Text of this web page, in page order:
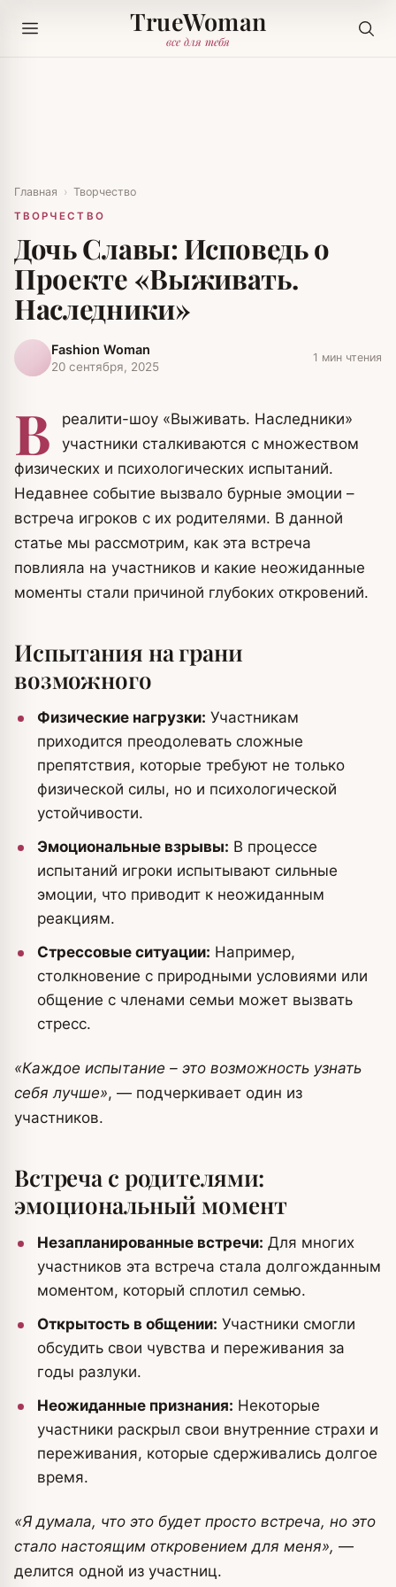
TrueWoman
все для тебя
Главная › Творчество
ТВОРЧЕСТВО
Дочь Славы: Исповедь о
Проекте «Выживать.
Наследники»
Fashion Woman
20 сентября, 2025
1 мин чтения
В
реалити-шоу «Выживать. Наследники»
участники сталкиваются с множеством
физических и психологических испытаний.
Недавнее событие вызвало бурные эмоции –
встреча игроков с их родителями. В данной
статье мы рассмотрим, как эта встреча
повлияла на участников и какие неожиданные
моменты стали причиной глубоких откровений.
Испытания на грани
возможного
Физические нагрузки: Участникам
приходится преодолевать сложные
препятствия, которые требуют не только
физической силы, но и психологической
устойчивости.
Эмоциональные взрывы: В процессе
испытаний игроки испытывают сильные
эмоции, что приводит к неожиданным
реакциям.
Стрессовые ситуации: Например,
столкновение с природными условиями или
общение с членами семьи может вызвать
стресс.
«Каждое испытание – это возможность узнать
себя лучше», — подчеркивает один из
участников.
Встреча с родителями:
эмоциональный момент
Незапланированные встречи: Для многих
участников эта встреча стала долгожданным
моментом, который сплотил семью.
Открытость в общении: Участники смогли
обсудить свои чувства и переживания за
годы разлуки.
Неожиданные признания: Некоторые
участники раскрыл свои внутренние страхи и
переживания, которые сдерживались долгое
время.
«Я думала, что это будет просто встреча, но это
стало настоящим откровением для меня», —
делится одной из участниц.